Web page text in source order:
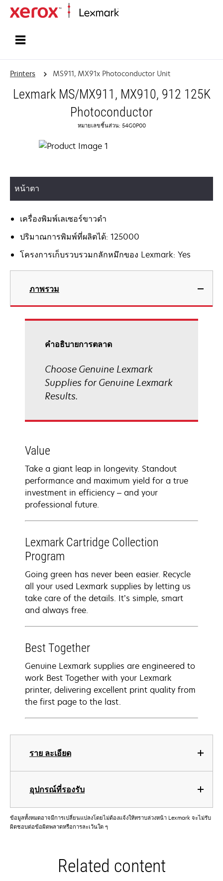
Printers MS911, MX91x Photoconductor Unit
Lexmark MS/MX911, MX910, 912 125K
Photoconductor
หมายเลขชิ้นส่วน: 54G0P00
หน้าตา
เครื่องพิมพ์เลเซอร์ขาวดำ
ปริมาณการพิมพ์ที่ผลิตได้: 125000
โครงการเก็บรวบรวมกลักหมึกของ Lexmark: Yes
ภาพรวม
ราย ละเอียด
อุปกรณ์ที่รองรับ
คําอธิบายการตลาด
Choose Genuine Lexmark
Supplies for Genuine Lexmark
Results.
Value
Take a giant leap in longevity. Standout
performance and maximum yield for a true
investment in efficiency – and your
professional future.
Lexmark Cartridge Collection
Program
Going green has never been easier. Recycle
all your used Lexmark supplies by letting us
take care of the details. It’s simple, smart
and always free.
Best Together
Genuine Lexmark supplies are engineered to
work Best Together with your Lexmark
printer, delivering excellent print quality from
the first page to the last.
ข้อมูลทั้งหมดอาจมีการเปลี่ยนแปลงโดยไม่ต้องแจ้งให้ทราบล่วงหน้า Lexmark จะไม่รับ
ผิดชอบต่อข้อผิดพลาดหรือการละเว้นใด ๆ
Related content